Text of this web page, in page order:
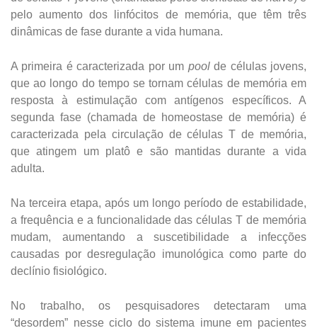
pelo aumento dos linfócitos de memória, que têm três
dinâmicas de fase durante a vida humana.
A primeira é caracterizada por um poolde células jovens,
que ao longo do tempo se tornam células de memória em
resposta à estimulação com antígenos específicos. A
segunda fase (chamada de homeostase de memória) é
caracterizada pela circulação de células T de memória,
que atingem um platô e são mantidas durante a vida
adulta.
Na terceira etapa, após um longo período de estabilidade,
a frequência e a funcionalidade das células T de memória
mudam, aumentando a suscetibilidade a infecções
causadas por desregulação imunológica como parte do
declínio fisiológico.
No trabalho, os pesquisadores detectaram uma
“desordem” nesse ciclo do sistema imune em pacientes